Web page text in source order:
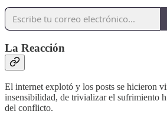
La Reacción
El internet explotó y los posts se hicieron
insensibilidad, de trivializar el sufrimiento
del conflicto.